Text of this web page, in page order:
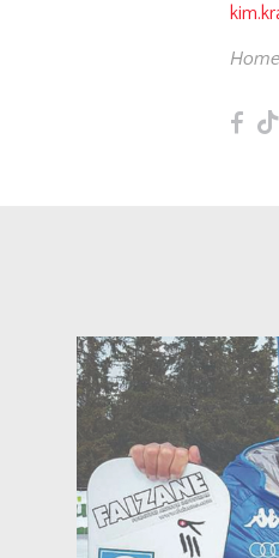
Home
F T